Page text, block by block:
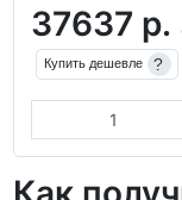
37637 р.
Купить дешевле ?